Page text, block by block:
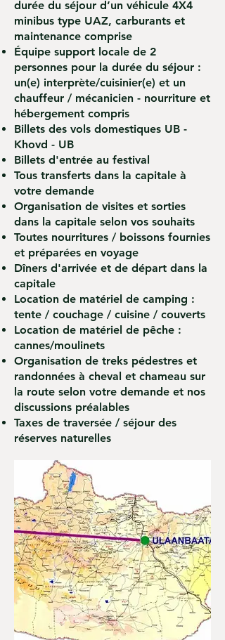
durée du séjour d’un véhicule 4X4
minibus type UAZ, carburants et
maintenance comprise
Équipe support locale de 2
personnes pour la durée du séjour :
un(e) interprète/cuisinier(e) et un
chauffeur / mécanicien - nourriture et
hébergement compris
Billets des vols domestiques UB -
Khovd - UB
Billets d'entrée au festival
Tous transferts dans la capitale à
votre demande
Organisation de visites et sorties
dans la capitale selon vos souhaits
Toutes nourritures / boissons fournies
et préparées en voyage
Dîners d'arrivée et de départ dans la
capitale
Location de matériel de camping :
tente / couchage / cuisine / couverts
Location de matériel de pêche :
cannes/moulinets
Organisation de treks pédestres et
randonnées à cheval et chameau sur
la route selon votre demande et nos
discussions préalables
Taxes de traversée / séjour des
réserves naturelles